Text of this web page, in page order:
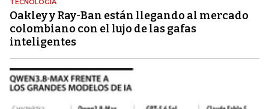
Oakley y Ray-Ban están llegando al mercado
colombiano con el lujo de las gafas
inteligentes